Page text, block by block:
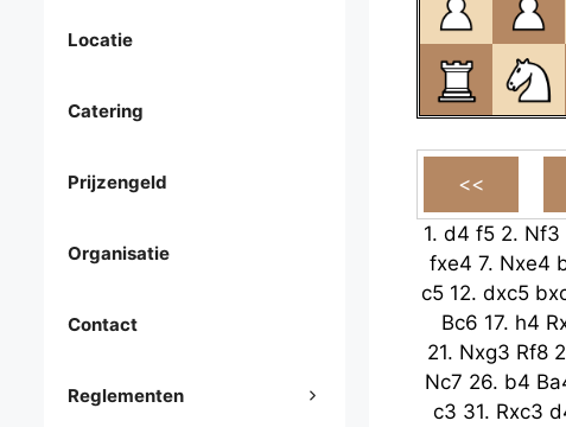
1. d4 f5 2. Nf3
fxe4 7. Nxe4
c5 12. dxc5
Bc6 17. h4
21. Nxg3 Rf8
Nc7 26. b4
c3 31. Rxc3
Locatie
Catering
Prijzengeld
Organisatie
Contact
Reglementen